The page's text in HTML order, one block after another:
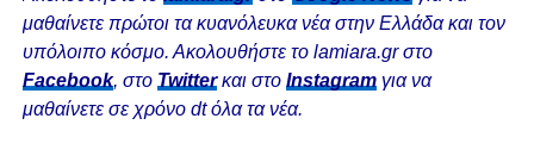
μαθαίνετε πρώτοι τα κυανόλευκα νέα στην Ελλάδα και τον
υπόλοιπο κόσμο. Ακολουθήστε το lamiara.gr στο
Facebook, στο Twitterκαι στο Instagram για να
μαθαίνετε σε χρόνο dt όλα τα νέα.